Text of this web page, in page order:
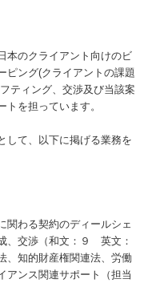
本のクライアント向けのビ
ピング(クライアントの課題
ティング、交渉及び当該案
を担っています。
して、以下に掲げる業務を
関わる契約のディールシェ
、交渉（和文：９ 英文：
、知的財産権関連法、労働
アンス関連サポート（担当